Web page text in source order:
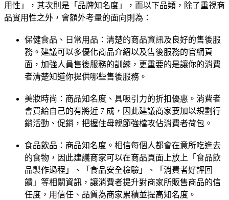
用性」，其次則是「品牌知名度」，而以下品類，除了重視商
品實用性之外，會額外考量的面向則為：
保健食品、日常用品：清楚的商品資訊及良好的售後服
務。建議可以多優化商品介紹以及售後服務的官網頁
面，加強人員售後服務的訓練，更重要的是讓你的消費
者清楚知道你提供哪些售後服務。
美妝時尚：商品知名度、具吸引力的折扣優惠。消費者
會買給自己的有將近 7 成，因此建議商家要加以規劃行
銷活動、促銷，把握住母親節強檔攻佔消費者荷包。
食品飲品：商品知名度。相信每個人都會在意所吃進去
的食物，因此建議商家可以在商品頁面上放上「食品飲
品製作過程」、「食品安全檢驗」、「消費者好評回
饋」等相關資訊，讓消費者提升對商家所販售商品的信
任度，用信任、品質為商家累積並提高知名度。